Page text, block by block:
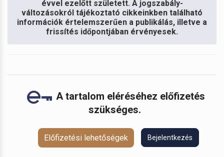
évvel ezelőtt született. A jogszabály-
változásokról tájékoztató cikkeinkben található
információk értelemszerűen a publikálás, illetve a
frissítés időpontjában érvényesek.
A tartalom eléréséhez előfizetés
szükséges.
Előfizetési lehetőségek Bejelentkezés